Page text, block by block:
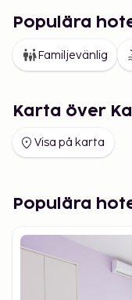
Populära
Familjevänlig
Karta över
Visa på karta
Populära